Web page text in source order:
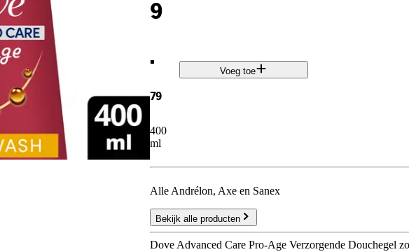
9
.
79
400
ml
Voeg toe
Alle Andrélon, Axe en Sanex
Bekijk alle producten
Dove Advanced Care Pro-Age Verzorgende Douchegel